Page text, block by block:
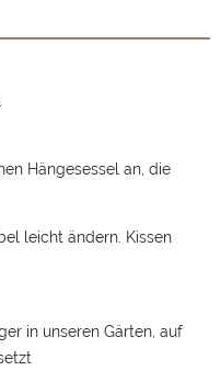
Hängesessel an, die
leicht ändern. Kissen
in unseren Gärten, auf